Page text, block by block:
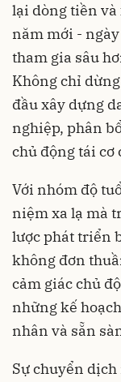
lại dòng tiền và
năm mới -
tham gia sâu
Không chỉ
đầu xây dựng
nghiệp, phân
chủ động tái cơ
Với nhóm độ
niệm xa lạ mà
lược phát triển
không đơn
cảm giác chủ
những kế
nhân và sẵn
Sự chuyển dịch